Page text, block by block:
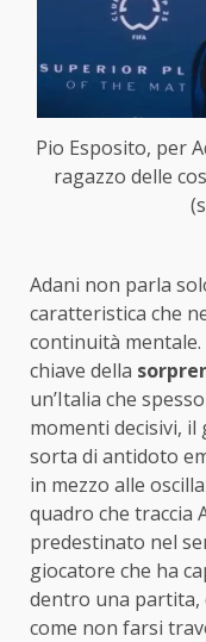
Pio Esposito, per
ragazzo delle
Adani non parla
caratteristica che
continuità
chiave della
un’Italia che
momenti decisivi,
sorta di antidoto
in mezzo alle
quadro che traccia
predestinato nel
giocatore che ha
dentro una partita,
come non farsi